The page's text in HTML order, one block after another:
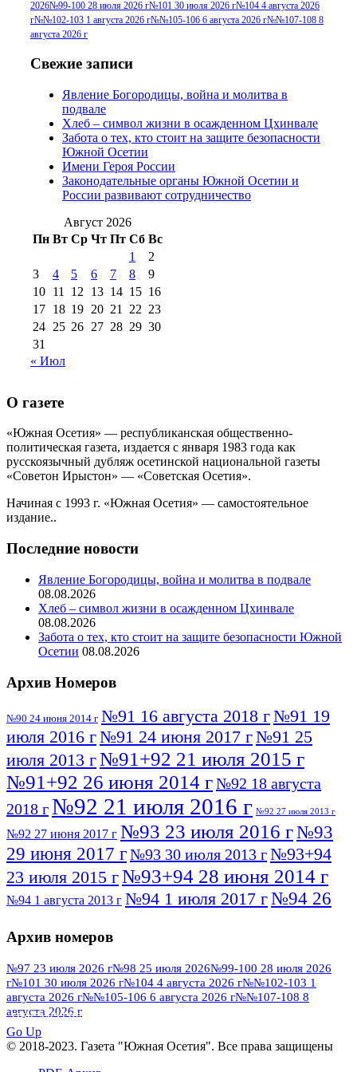
июля 2014 г(10)№96+97 30 июля
2016 г(13)
июля 2017 г
2012 г
(15)
№97 30 июля 2015 г
(15)№98 1 августа 2015 г
августа 2016 г(10)№98 5 июля 2014 г(10)
№98 8 августа 2013 г
августа 2012 г(14) №98+99 11 июля
2017 г(9)
№99 4 августа
2016 г(12) №99 8 июля 2014 г
августа 2012 г(11)
августа 2013 г
(12)
2026№99-100 28 июля 2026 г№101 30 июля 2026 г№104 4 августа 2026
г№№102-103 1 августа 2026 г№№105-106 6 августа 2026 г№№107-108 8
августа 2026 г
Свежие записи
Явление Богородицы, война и молитва в
подвале
Хлеб – символ жизни в осажденном Цхинвале
Забота о тех, кто стоит на защите безопасности
Южной Осетии
Имени Героя России
Законодательные органы Южной Осетии и
России развивают сотрудничество
Август 2026
Пн Вт Ср Чт Пт Сб Вс
1
2
3
4 5 6 7 8
9
10 11 12 13 14 15 16
17 18 19 20 21 22 23
24 25 26 27 28 29 30
31
« Июл
О газете
«Южная Осетия» — республиканская общественно-
политическая газета, издается с января 1983 года как
русскоязычный дубляж осетинской национальной газеты
«Советон Ирыстон» — «Советская Осетия».
Начиная с 1993 г. «Южная Осетия» — самостоятельное
издание..
Последние новости
Явление Богородицы, война и молитва в подвале
08.08.2026
Хлеб – символ жизни в осажденном Цхинвале
08.08.2026
Забота о тех, кто стоит на защите безопасности Южной
Осетии 08.08.2026
Архив Номеров
№90 24 июня 2014 г №91 16 августа 2018 г№91 19
июля 2016 г№91 24 июня 2017 г№91 25
июля 2013 г№91+92 21 июля 2015 г
№91+92 26 июня 2014 г№92 18 августа
2018 г№92 21 июля 2016 г №92 27 июля 2013 г
№92 27 июня 2017 г №93 23 июля 2016 г№93
29 июня 2017 г№93 30 июля 2013 г№93+94
23 июля 2015 г№93+94 28 июня 2014 г
№94 1 августа 2013 г №94 1 июля 2017 г№94 26
№95 7 августа 2012 г
№95 28 июля 2016 г №95+96 3 августа
2013 г№96 6 июля 2017 г№96 9 августа
2012 г №96 28 июля 2015 г
№96+97 30 июля 2016 г
№97 11 августа 2012 г
Архив номеров
№97 23 июля 2026 г№98 25 июля 2026№99-100 28 июля 2026
г№101 30 июля 2026 г№104 4 августа 2026 г№№102-103 1
августа 2026 г№№105-106 6 августа 2026 г№№107-108 8
августа 2026 г
ПОСМОТРЕТЬ ВСЕ
Go Up
© 2018-2023. Газета "Южная Осетия". Все права защищены